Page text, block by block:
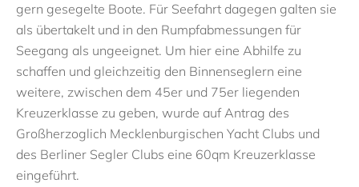
gern gesegelte Boote. Für Seefahrt dagegen galten sie
als übertakelt und in den Rumpfabmessungen für
Seegang als ungeeignet. Um hier eine Abhilfe zu
schaffen und gleichzeitig den Binnenseglern eine
weitere, zwischen dem 45er und 75er liegenden
Kreuzerklasse zu geben, wurde auf Antrag des
Großherzoglich Mecklenburgischen Yacht Clubs und
des Berliner Segler Clubs eine 60qm Kreuzerklasse
eingeführt.